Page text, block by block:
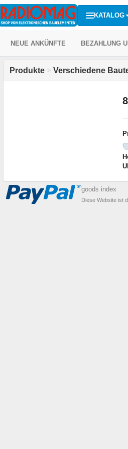
KATALOG
NEUE ANKÜNFTE BEZAHLUNG
Produkte > Verschiedene
goods index
Diese Website ist